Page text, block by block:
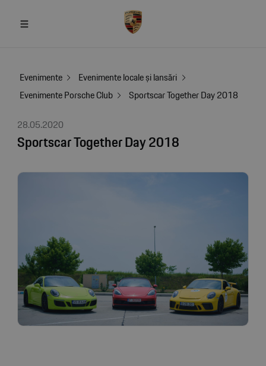
Evenimente
Evenimente locale și lansări
Evenimente Porsche Club
Sportscar Together Day 2018
28.05.2020
Sportscar Together Day 2018